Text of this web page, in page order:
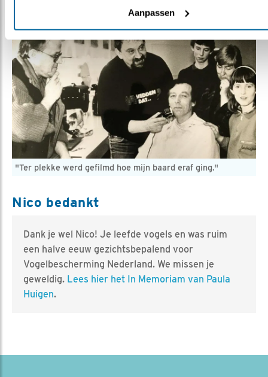
Aanpassen
"Ter plekke werd gefilmd hoe mijn baard eraf ging."
Nico bedankt
Dank je wel Nico! Je leefde vogels en was ruim
een halve eeuw gezichtsbepalend voor
Vogelbescherming Nederland. We missen je
geweldig. Lees hier het In Memoriam van Paula
Huigen.